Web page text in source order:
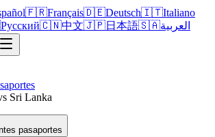
🇫🇷Français🇩🇪Deutsch🇮🇹Italiano
Русский🇨🇳中文🇯🇵日本語🇸🇦العربية
Sri Lanka
pasaportes